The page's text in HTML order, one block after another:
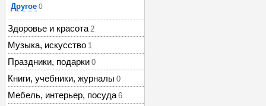
Другое 0
Здоровье и красота 2
Музыка, искусство 1
Праздники, подарки 0
Книги, учебники, журналы 0
Мебель, интерьер, посуда 6